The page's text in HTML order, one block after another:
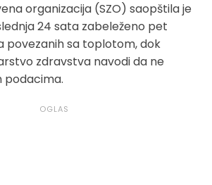
organizacija (SZO) saopštila je
24 sata zabeleženo pet
povezanih sa toplotom, dok
zdravstva navodi da ne
podacima.